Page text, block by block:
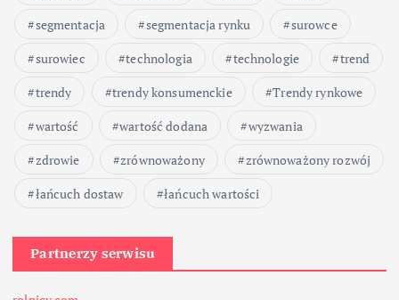
segmentacja
segmentacja rynku
surowce
surowiec
technologia technologie
trend
trendy
trendy konsumenckie
Trendy rynkowe
wartość
wartość dodana
wyzwania
zdrowie
zrównoważony
zrównoważony rozwój
łańcuch dostaw
łańcuch wartości
Partnerzy serwisu